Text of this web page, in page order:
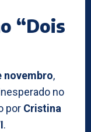
“Dois
novembro,
no
por Cristina
.